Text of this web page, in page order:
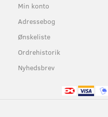
Min konto
Adressebog
Ønskeliste
Ordrehistorik
Nyhedsbrev